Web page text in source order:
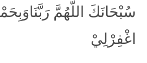
سُبْحَانَكَ اللَّهُمَّ
اغْفِرْلِيْ